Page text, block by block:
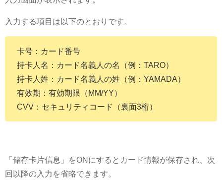
入力する項目は以下のとおりです。
卡号：カード番号
持卡人名：カード名義人の名（例：TARO）
持卡人姓：カード名義人の姓（例：YAMADA）
有效期：有効期限（MM/YY）
CVV：セキュリティコード（裏面3桁）
「储存卡片信息」をONにするとカード情報が保存され、次
回以降の入力を省略できます。